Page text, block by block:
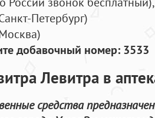
Петербург)
добавочный номер: 3533
Левитра в
средства